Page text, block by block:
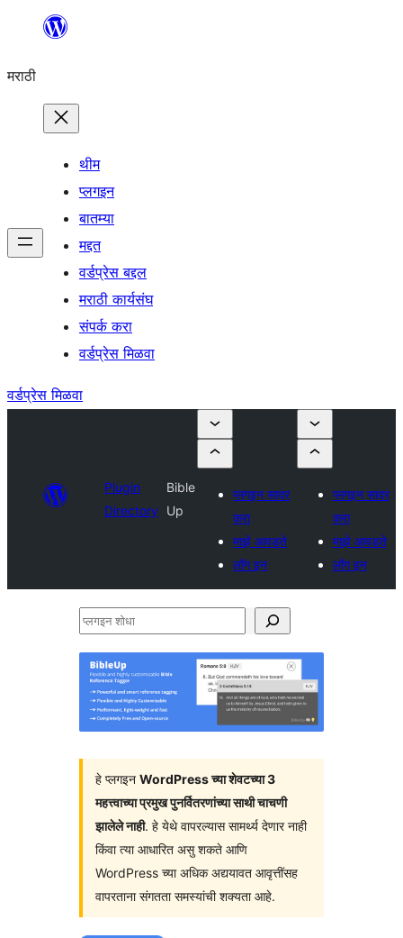
सामुग्रीवर
मराठी
थीम
प्लगइन
बातम्या
मद्दत
वर्डप्रेस बद्दल
मराठी कार्यसंघ
संपर्क करा
वर्डप्रेस मिळवा
वर्डप्रेस मिळवा
Plugin
Directory
Bible
Up
प्लगइन सादर
करा
माझे आवडते
लॉग इन
प्लगइन सादर
करा
माझे आवडते
लॉग इन
प्लगइन
हे प्लगइन WordPress च्या शेवटच्या 3
महत्त्वाच्या प्रमुख पुनर्वितरणांच्या साथी चाचणी
झालेले नाही. हे येथे वापरल्यास सामर्थ्य देणार नाही
किंवा त्या आधारित असु शकते आणि
WordPress च्या अधिक अद्ययावत आवृत्तींसह
वापरताना संगतता समस्यांची शक्यता आहे.